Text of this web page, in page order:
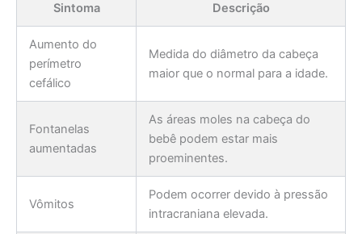
Sintoma Descrição
Aumento do
perímetro
cefálico
Medida do diâmetro da cabeça
maior que o normal para a idade.
Fontanelas
aumentadas
As áreas moles na cabeça do
bebê podem estar mais
proeminentes.
Vômitos
Podem ocorrer devido à pressão
intracraniana elevada.